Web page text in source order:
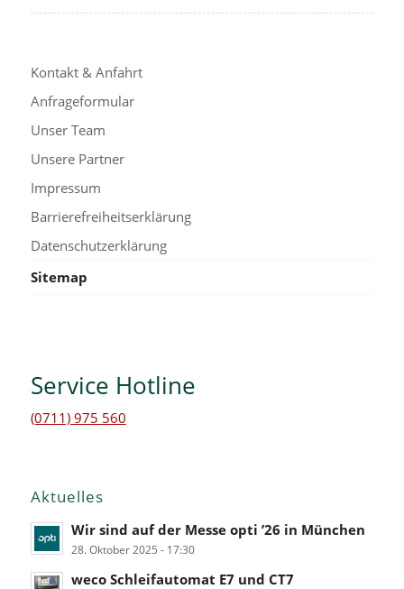
Kontakt & Anfahrt
Anfrageformular
Unser Team
Unsere Partner
Impressum
Barrierefreiheitserklärung
Datenschutzerklärung
Sitemap
Service Hotline
(0711) 975 560
Aktuelles
Wir sind auf der Messe opti ’26 in München
28. Oktober 2025 - 17:30
weco Schleifautomat E7 und CT7